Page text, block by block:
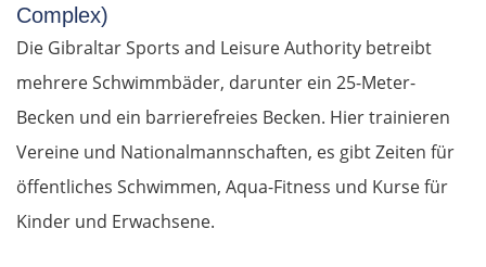
Complex)
Die Gibraltar Sports and Leisure Authority betreibt
mehrere Schwimmbäder, darunter ein 25-Meter-
Becken und ein barrierefreies Becken. Hier trainieren
Vereine und Nationalmannschaften, es gibt Zeiten für
öffentliches Schwimmen, Aqua-Fitness und Kurse für
Kinder und Erwachsene.
Vöcklabruck
Amstetten
St. Pölten